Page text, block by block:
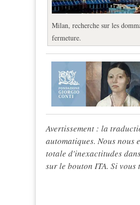
Milan, recherche sur les
fermeture.
Avertissement : la
automatiques. Nous nous
totale d'inexactitudes
sur le bouton ITA. Si vous